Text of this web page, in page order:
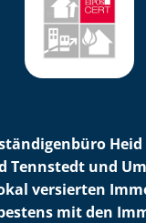
Tennstedt und
versierten
mit den